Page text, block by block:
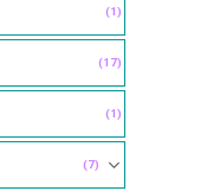
(1)
(17)
(1)
(7)